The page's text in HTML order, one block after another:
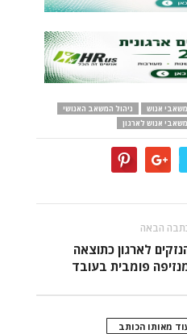
אנוש
ניהול המשאב האנושי
אנוש לארגון
הבאה
לארגון כתוצאה
פומבית בעובד
מאותו הכותב